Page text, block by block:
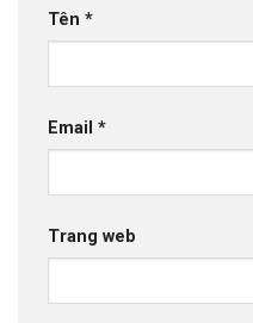
Tên *
Email *
Trang web